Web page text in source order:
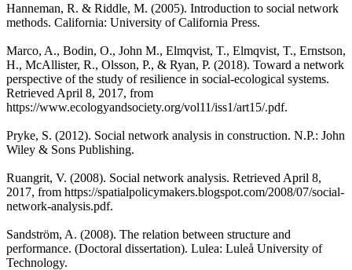
Hanneman, R. & Riddle, M. (2005). Introduction to social network
methods. California: University of California Press.
Marco, A., Bodin, O., John M., Elmqvist, T., Elmqvist, T., Ernstson,
H., McAllister, R., Olsson, P., & Ryan, P. (2018). Toward a network
perspective of the study of resilience in social-ecological systems.
Retrieved April 8, 2017, from
https://www.ecologyandsociety.org/vol11/iss1/art15/.pdf.
Pryke, S. (2012). Social network analysis in construction. N.P.: John
Wiley & Sons Publishing.
Ruangrit, V. (2008). Social network analysis. Retrieved April 8,
2017, from https://spatialpolicymakers.blogspot.com/2008/07/social-
network-analysis.pdf.
Sandström, A. (2008). The relation between structure and
performance. (Doctoral dissertation). Lulea: Luleå University of
Technology.